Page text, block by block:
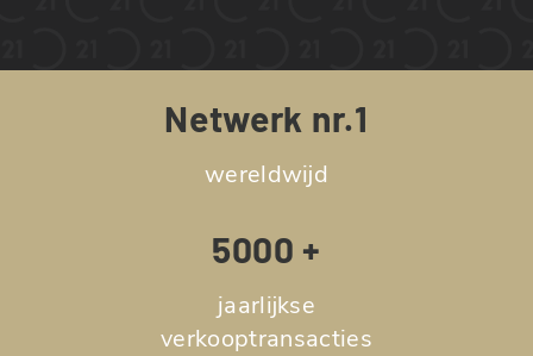
Netwerk nr.1
wereldwijd
5000 +
jaarlijkse
verkooptransacties